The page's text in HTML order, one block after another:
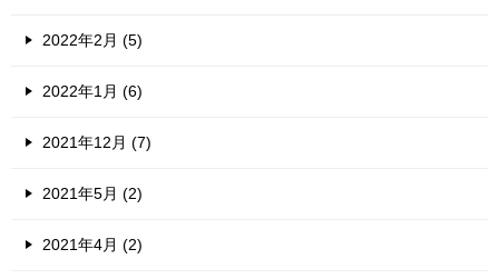
2022年2月 (5)
2022年1月 (6)
2021年12月 (7)
2021年5月 (2)
2021年4月 (2)